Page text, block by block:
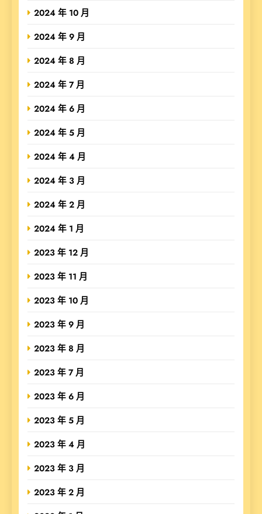
2024 年 10 月
2024 年 9 月
2024 年 8 月
2024 年 7 月
2024 年 6 月
2024 年 5 月
2024 年 4 月
2024 年 3 月
2024 年 2 月
2024 年 1 月
2023 年 12 月
2023 年 11 月
2023 年 10 月
2023 年 9 月
2023 年 8 月
2023 年 7 月
2023 年 6 月
2023 年 5 月
2023 年 4 月
2023 年 3 月
2023 年 2 月